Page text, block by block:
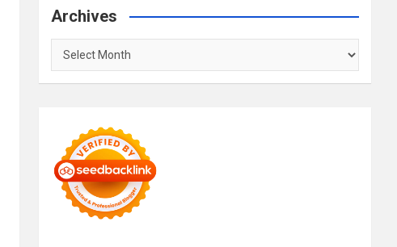
Archives
Archives